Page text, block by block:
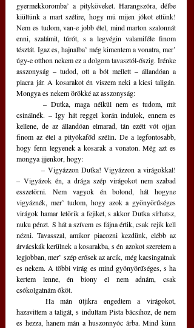
gyermekkoromba’ a pityköveket. Harangszóra, délbe
kiültünk a mart szélire, hogy mü mijen jókot ettünk!
Nem es tudom, van-e jobb étel, mind marton szalonnát
enni, szalámit, túrót, s a legvégin valamiféle finom
tésztát. Igaz es, hajnalba’ még kimentem a vonatra, mer’
úgy-e otthon nekem ez a dolgom tavasztól-őszig. Irénke
asszonyság – tudod, ott a bót mellett – állandóan a
piacra jár. A kosarakot én viszem neki a kicsi taligán.
Mongya es nekem örökké az asszonyság:
csinálnék. – Így hát reggel korán indulok, ennem es
kellene, de az állandóan elmarad, tán ezétt vót ojjan
finom az étel a pityókafőd szélin. De a legfontosabb,
hogy fenn legyenek a kosarak a vonaton. Még azt es
mongya ijjenkor, hogy:
	– Vigyázzon Dutka! Vigyázzon a virágokkal!
– Vigyázok én, a drága szép virágokot nem szabad
esszetörni. Nem vagyok én bolond, hát hogyne
vigyáznék, mer’ tudom, hogy azok a gyönyörűséges
virágok hamar letörik a fejiket, s akkor Dutka sírhatsz,
nuku pénzt. S hát a szívem es fájna értik, csak rejik kell
nézni. Tavasszal, amikor piacozni kezdünk, elébb az
árvácskák kerülnek a kosarakba, s én azokot szeretem a
legjobban, mer’ szép erősek az arcik, még kacsingatnak
es nekem. A többi virág es mind gyönyörűséges, s ha
kertem lenne, én biony el nem adnám, csak
csókolgatnám őköt.
hazavittem a taligát, s indultam Pista bácsihoz, de nem
es hezza, hanem mán a huszonnyóc árba. Mind künn